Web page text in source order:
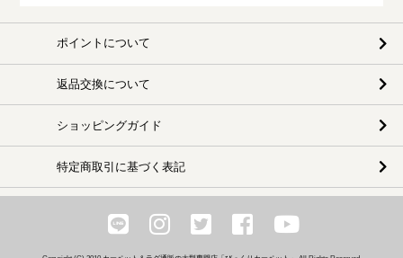
ポイントについて
返品交換について
ショッピングガイド
特定商取引に基づく表記